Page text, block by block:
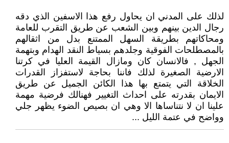
لذلك على المدني ان يحاول رفع هذا الاسفين الذي دقه
رجال الدين بينهم وبين الشعب عن طريق التقرب للعامة
ومحاكاتهم بطريقة السهل الممتنع بدل من اثقالهم
بالمصطلحات الفوقية وجلدهم بسياط النقد الهدام وبتهمة
الجهل , فالانسان كان ومازال القيمة العليا في كرتنا
الارضية الصغيرة لذلك فاننا بحاجة لاستفزاز القدرات
الخلاقة التي يتمتع بها هذا الكائن الجميل عن طريق
الايمان بقدرته على احداث التغيير فهنالك فرضية مهمة
علينا ان لا نتناساها الا وهي ان بصيص الضوء يظهر جلي
وواضح في عتمة الليل ...